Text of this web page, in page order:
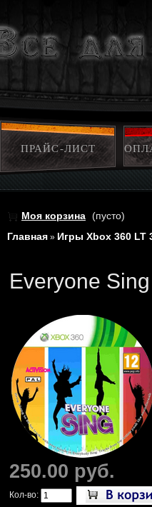
ПРАЙС-ЛИСТ
Моя корзина (пусто)
Главная » Игры Xbox 360 LT
Everyone
250.00 руб.
Кол-во: